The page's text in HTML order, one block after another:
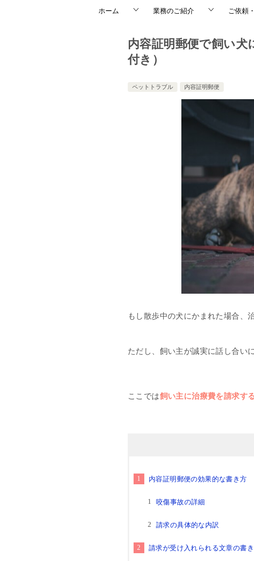
ホーム 業務のご紹介 ご依頼
内容証明郵便で飼い犬
付き）
ペットトラブル 内容証明郵便
もし散歩中の犬にかまれた場合、
ただし、飼い主が誠実に話し合い
ここでは飼い主に治療費を請求す
内容証明郵便の効果的な書き方
咬傷事故の詳細
請求の具体的な内訳
請求が受け入れられる文章の書